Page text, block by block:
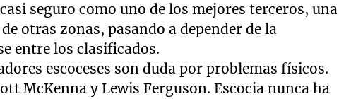
seguro como uno de los mejores terceros, una
otras zonas, pasando a depender de la
entre los clasificados.
escoceses son duda por problemas físicos.
McKenna y Lewis Ferguson. Escocia nunca ha